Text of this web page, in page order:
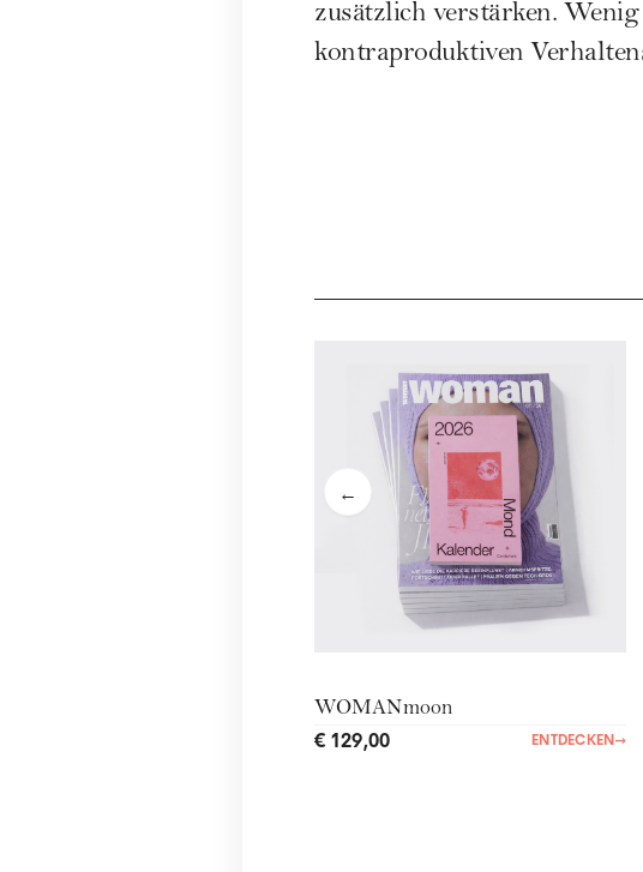
zusätzlich verstärken.
kontraproduktiven
←
WOMANmoon
€ 129,00 ENTDECKEN→